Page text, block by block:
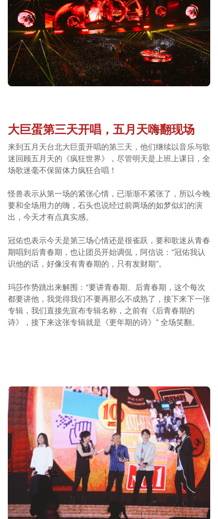
大巨蛋第三天开唱，五月天嗨翻现场
来到五月天台北大巨蛋开唱的第三天，他们继续以音乐与歌
迷回顾五月天的《疯狂世界》，尽管明天是上班上课日，全
场歌迷毫不保留体力疯狂合唱！
怪兽表示从第一场的紧张心情，已渐渐不紧张了，所以今晚
要和全场用力的嗨，石头也说经过前两场的如梦似幻的演
出，今天才有点真实感。
冠佑也表示今天是第三场心情还是很雀跃，要和歌迷从青春
期唱到后青春期，也让团员开始调侃，阿信说：“冠佑我认
识他的话，好像没有青春期的，只有发财期”。
玛莎作势跳出来解围：“要讲青春期、后青春期，这个每次
都要讲他，我觉得我们不要再那么不成熟了，接下来下一张
专辑，我们直接先宣布专辑名称，之前有《后青春期的
诗》，接下来这张专辑就是《更年期的诗》” 全场笑翻。